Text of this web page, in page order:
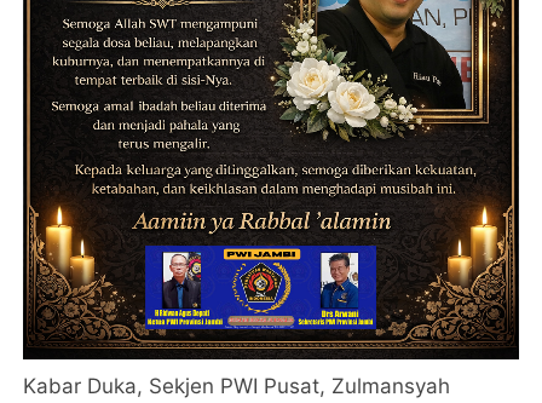
Kabar Duka, Sekjen PWI Pusat, Zulmansyah